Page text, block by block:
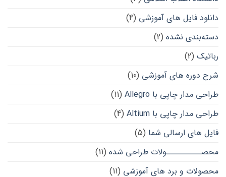
دانلود فایل های آموزشی (4)
دسته‌بندی نشده (2)
رباتیک (2)
شرح دوره های آموزشی (10)
طراحی مدار چاپی با Allegro
(11)
طراحی مدار چاپی با Altium
(4)
فایل های ارسالی شما (5)
محصــــــــــولات طراحی شده (11)
محصولات و برد های آموزشی (11)